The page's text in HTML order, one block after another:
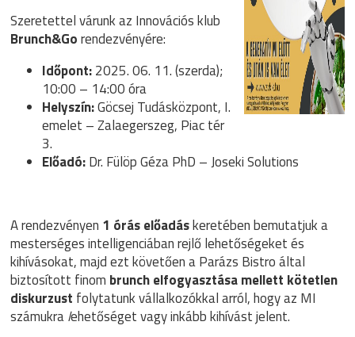
Szeretettel várunk az Innovációs klub
Brunch&Gorendezvényére:
Időpont:2025. 06. 11. (szerda);
10:00 – 14:00 óra
Helyszín:Göcsej Tudásközpont, I.
emelet – Zalaegerszeg, Piac tér
3.
Előadó:Dr. Fülöp Géza PhD – Joseki Solutions
A rendezvényen 1 órás előadáskeretében bemutatjuk a
mesterséges intelligenciában rejlő lehetőségeket és
kihívásokat, majd ezt követően a Parázs Bistro által
biztosított finom brunch elfogyasztása mellett kötetlen
diskurzust folytatunk vállalkozókkal arról, hogy az MI
számukralehetőséget vagy inkább kihívást jelent.